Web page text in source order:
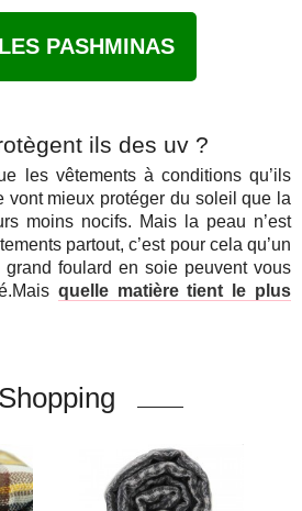
PASHMINAS
ils des uv ?
les vêtements à conditions qu’ils
vont mieux protéger du soleil que la
moins nocifs. Mais la peau n’est
partout, c’est pour cela qu’un
foulard en soie peuvent vous
quelle matière tient le plus
Shopping